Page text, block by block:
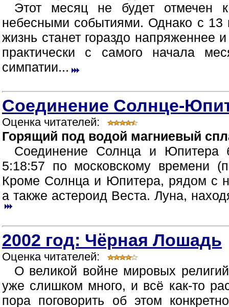
Этот месяц не будет отмечен
небесными событиями. Однако с
жизнь станет гораздо
практически с самого начала
симпатии...
Соединение Солнце-
Оценка читателей:
Горящий под водой магниевый
Соединение Солнца и Юпитера
5:18:57 по московскому времени
Кроме Солнца и Юпитера, рядом с
а также астероид Веста. Луна,
2002 год: Чёрная Лошадь
Оценка читателей:
О великой войне мировых
уже слишком много, и всё как-то
пора поговорить об этом